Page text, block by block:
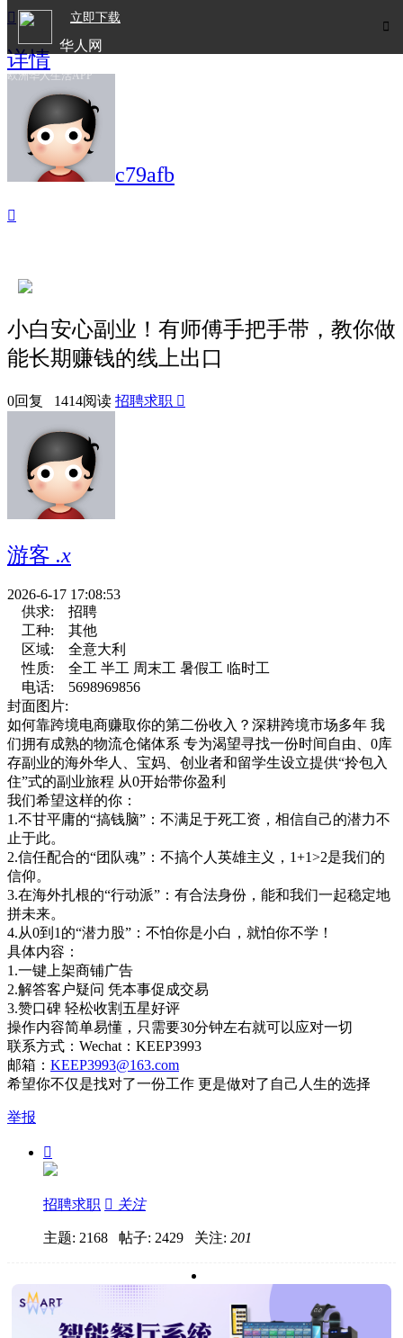

立即下载
华人网
欧洲华人生活APP

详情
c79afb

小白安心副业！有师傅手把手带，教你做
能长期赚钱的线上出口
0回复 1414阅读 招聘求职 
游客 .x
2026-6-17 17:08:53
供求:
招聘
工种:
其他
区域:
全意大利
性质:
全工 半工 周末工 暑假工 临时工
电话:
5698969856
封面图片:
如何靠跨境电商赚取你的第二份收入？深耕跨境市场多年 我
们拥有成熟的物流仓储体系 专为渴望寻找一份时间自由、0库
存副业的海外华人、宝妈、创业者和留学生设立提供“拎包入
住”式的副业旅程 从0开始带你盈利
我们希望这样的你：
1.不甘平庸的“搞钱脑”：不满足于死工资，相信自己的潜力不
止于此。
2.信任配合的“团队魂”：不搞个人英雄主义，1+1>2是我们的
信仰。
3.在海外扎根的“行动派”：有合法身份，能和我们一起稳定地
拼未来。
4.从0到1的“潜力股”：不怕你是小白，就怕你不学！
具体内容：
1.一键上架商铺广告
2.解答客户疑问 凭本事促成交易
3.赞口碑 轻松收割五星好评
操作内容简单易懂，只需要30分钟左右就可以应对一切
联系方式：Wechat：KEEP3993
邮箱： KEEP3993@163.com
希望你不仅是找对了一份工作 更是做对了自己人生的选择
举报

招聘求职  关注
主题: 2168 帖子: 2429 关注: 201